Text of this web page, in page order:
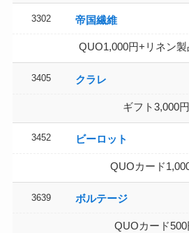
3302 帝国繊維
QUO1,000円+リネン製
3405 クラレ
ギフト3,000円
3452 ビーロット
QUOカード
3639 ボルテージ
QUOカード500